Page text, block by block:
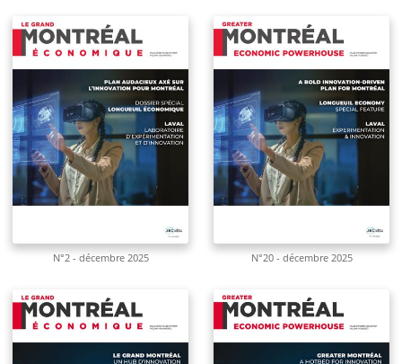
N°2 - décembre 2025 N°20 - décembre 2025